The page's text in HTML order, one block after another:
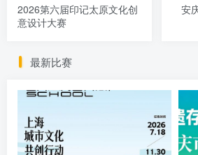
2026第六届印记太原文化创
意设计大赛
安
最新比赛